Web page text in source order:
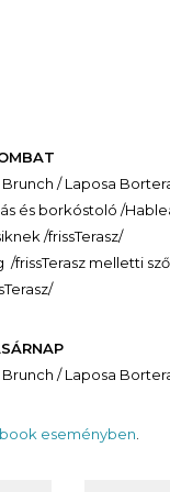
Brunch / Laposa
és borkóstoló /
/frissTerasz/
/frissTerasz melletti
Brunch / Laposa
eseményben